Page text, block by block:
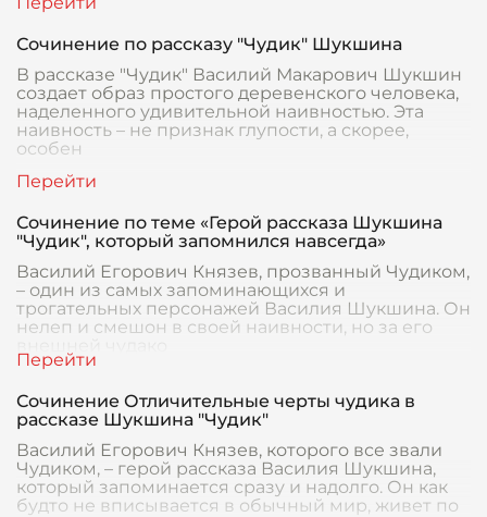
Сочинение по рассказу "Чудик" Шукшина
В рассказе "Чудик" Василий Макарович Шукшин
создает образ простого деревенского человека,
наделенного удивительной наивностью. Эта
наивность – не признак глупости, а скорее,
особен
Сочинение по теме «Герой рассказа Шукшина
"Чудик", который запомнился навсегда»
Василий Егорович Князев, прозванный Чудиком,
– один из самых запоминающихся и
трогательных персонажей Василия Шукшина. Он
нелеп и смешон в своей наивности, но за его
Сочинение Отличительные черты чудика в
рассказе Шукшина "Чудик"
Василий Егорович Князев, которого все звали
Чудиком, – герой рассказа Василия Шукшина,
который запоминается сразу и надолго. Он как
будто не вписывается в обычный мир, живет по